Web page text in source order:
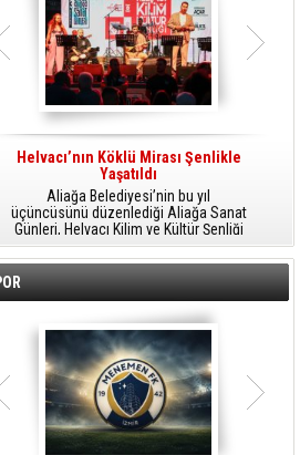
Helvacı’nın Köklü Mirası Şenlikle
Yaşatıldı
Aliağa Belediyesi’nin bu yıl
üçüncüsünü düzenlediği Aliağa Sanat
Günleri, Helvacı Kilim ve Kültür Şenliği
ile Helvacı’da renkli bir güne sahne
oldu.